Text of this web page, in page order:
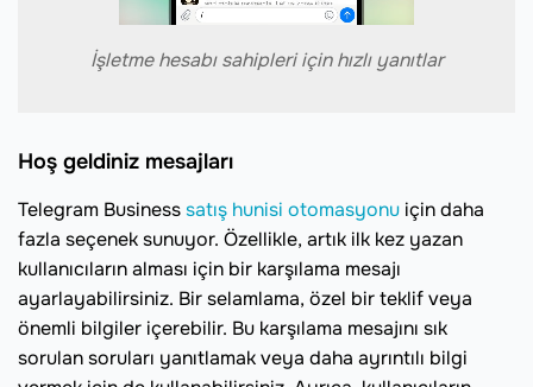
İşletme hesabı sahipleri için hızlı yanıtlar
Hoş geldiniz mesajları
Telegram Businesssatış hunisi otomasyonu için daha
fazla seçenek sunuyor. Özellikle, artık ilk kez yazan
kullanıcıların alması için bir karşılama mesajı
ayarlayabilirsiniz. Bir selamlama, özel bir teklif veya
önemli bilgiler içerebilir. Bu karşılama mesajını sık
sorulan soruları yanıtlamak veya daha ayrıntılı bilgi